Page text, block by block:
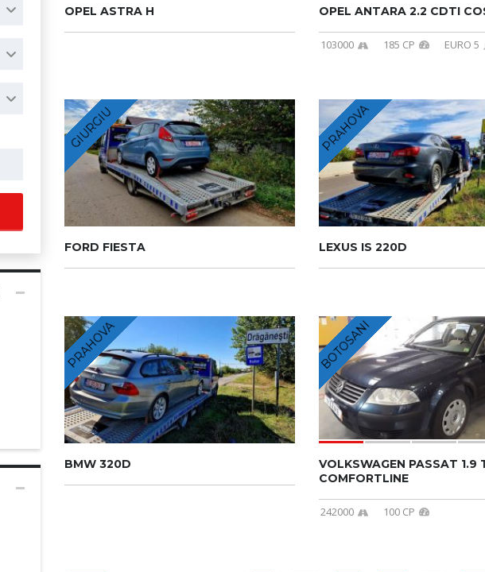
OPEL ASTRA H OPEL ANTARA 2.2 CDTI
103000 185 CP EURO 5
GIURGIU
FORD FIESTA
PRAHOVA
LEXUS IS 220D
PRAHOVA
BMW 320D
BOTOSANI
VOLKSWAGEN PASSAT 1.9
COMFORTLINE
242000 100 CP